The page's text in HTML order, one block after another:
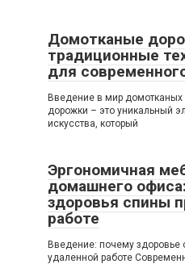
Домотканые
традиционные
для
Введение в мир
дорожки – это уникальный
искусства, который
Эргономичная
домашнего
здоровья спины
работе
Введение: почему здоровье
удаленной работе